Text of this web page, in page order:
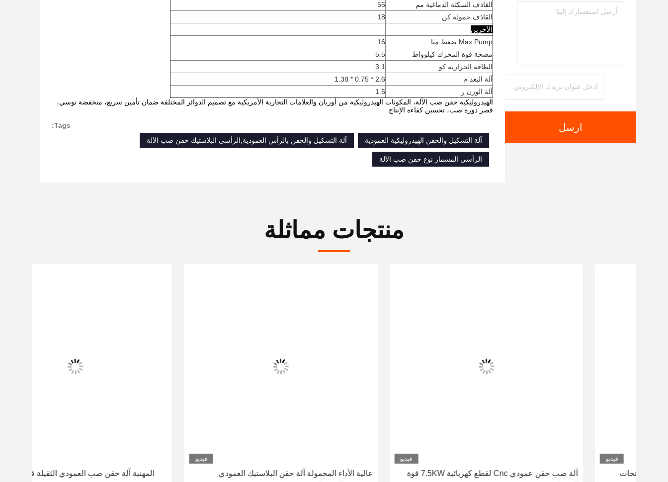
ارسل
القاذف السكتة الدماغية مم
55
القاذف حمولة كن
18
الآخرين
Max.Pump ضغط مبا
16
مضخة قوة المحرك كيلوواط
5.5
الطاقة الحرارية كو
3.1
آلة البعد م
2.6 * 0.75 * 1.38
آلة الوزن ر
1.5
الهيدروليكية حقن صب الآلة، المكونات الهيدروليكية من أوربان والعلامات التجارية الأمريكية مع تصميم الدوائر المختلفة ضمان تأمين سريع، منخفضة نوسي،
قصر دورة صب، تحسين كفاءة الإنتاج
Tags:
آلة التشكيل والحقن الهيدروليكية العمودية
آلة التشكيل والحقن بالرأس العمودية,الرأسي البلاستيك حقن صب الآلة
الرأسي المسمار نوع حقن صب الآلة
منتجات مماثلة
آلة صب حقن عمودي Cnc لقطع كهربائية 7.5KW قوة
عالية الأداء المحمولة آلة حقن البلاستيك العمودي
المهنية آلة حقن صب العمودي الثقيلة قوة 5.5KW